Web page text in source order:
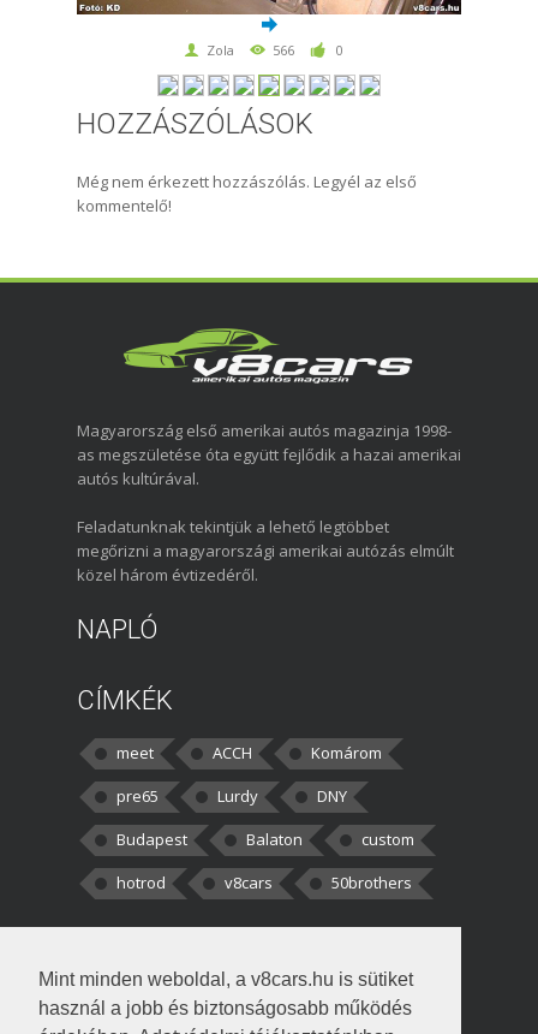
Mint minden weboldal, a v8cars.hu is sütiket
használ a jobb és biztonságosabb működés
Zola 566 0
HOZZÁSZÓLÁSOK
Még nem érkezett hozzászólás. Legyél az első
kommentelő!
Magyarország első amerikai autós magazinja 1998-
as megszületése óta együtt fejlődik a hazai amerikai
autós kultúrával.
Feladatunknak tekintjük a lehető legtöbbet
megőrizni a magyarországi amerikai autózás elmúlt
közel három évtizedéről.
NAPLÓ
CÍMKÉK
meet ACCH
Komárom
pre65
Lurdy
DNY
Budapest
Balaton
custom
hotrod
v8cars 50brothers
kortisz:Elszúrtam! Én csak két
darabbaal számoltam. Nem tudtam, hogy fél autót,